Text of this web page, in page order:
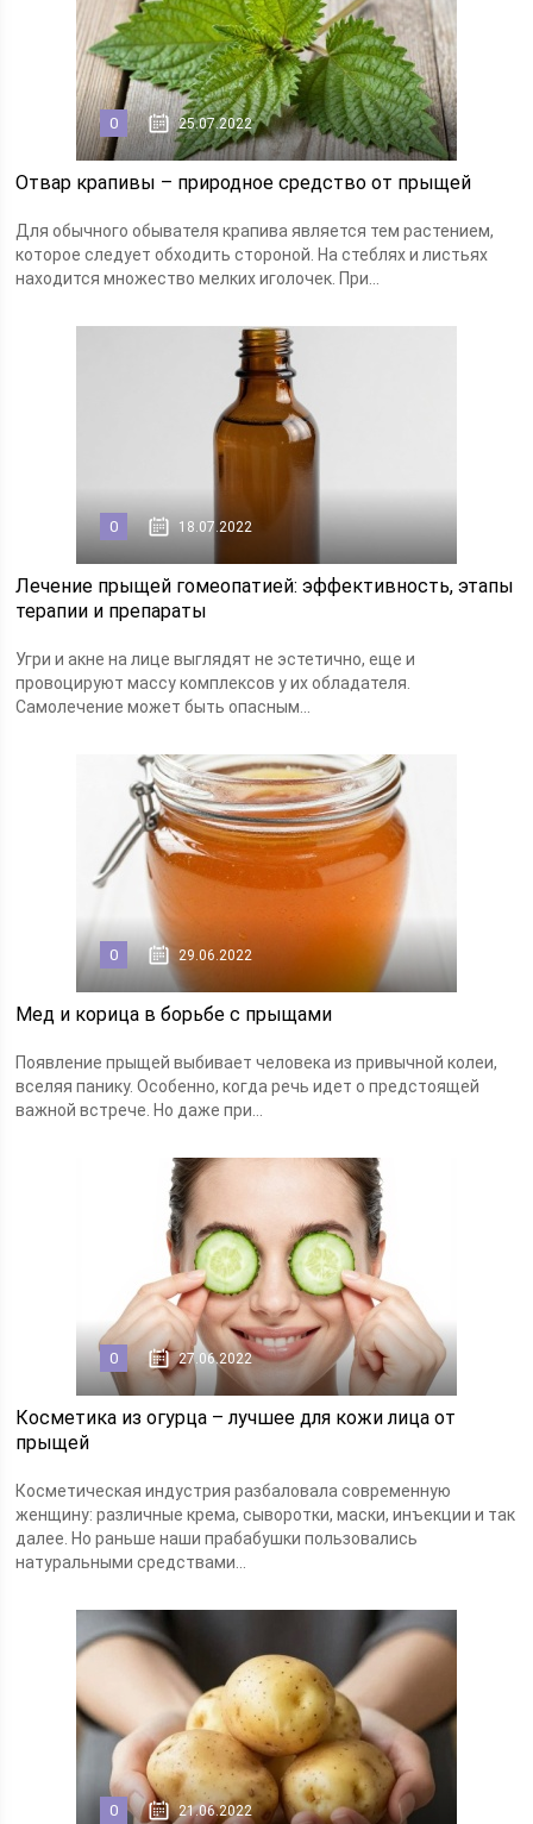
0 25.07.2022
Отвар крапивы – природное средство от прыщей
Для обычного обывателя крапива является тем растением,
которое следует обходить стороной. На стеблях и листьях
находится множество мелких иголочек. При...
0 18.07.2022
Лечение прыщей гомеопатией: эффективность, этапы
терапии и препараты
Угри и акне на лице выглядят не эстетично, еще и
провоцируют массу комплексов у их обладателя.
Самолечение может быть опасным...
0 29.06.2022
Мед и корица в борьбе с прыщами
Появление прыщей выбивает человека из привычной колеи,
вселяя панику. Особенно, когда речь идет о предстоящей
важной встрече. Но даже при...
0 27.06.2022
Косметика из огурца – лучшее для кожи лица от
прыщей
Косметическая индустрия разбаловала современную
женщину: различные крема, сыворотки, маски, инъекции и так
далее. Но раньше наши прабабушки пользовались
натуральными средствами...
0 21.06.2022